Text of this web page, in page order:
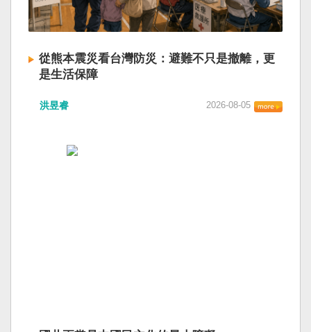
從熊本震災看台灣防災：避難不只是撤離，更
是生活保障
洪昱睿 2026-08-05